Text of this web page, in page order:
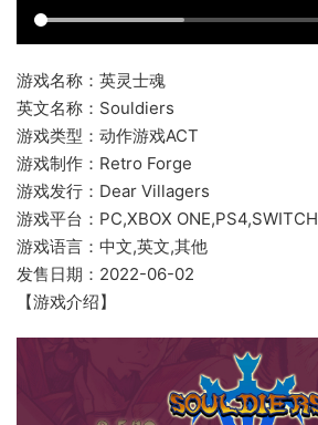
游戏名称：英灵士魂
英文名称：Souldiers
游戏类型：动作游戏ACT
游戏制作：Retro Forge
游戏发行：Dear Villagers
游戏平台：PC,XBOX ONE,PS4,SWITCH
游戏语言：中文,英文,其他
发售日期：2022-06-02
【游戏介绍】